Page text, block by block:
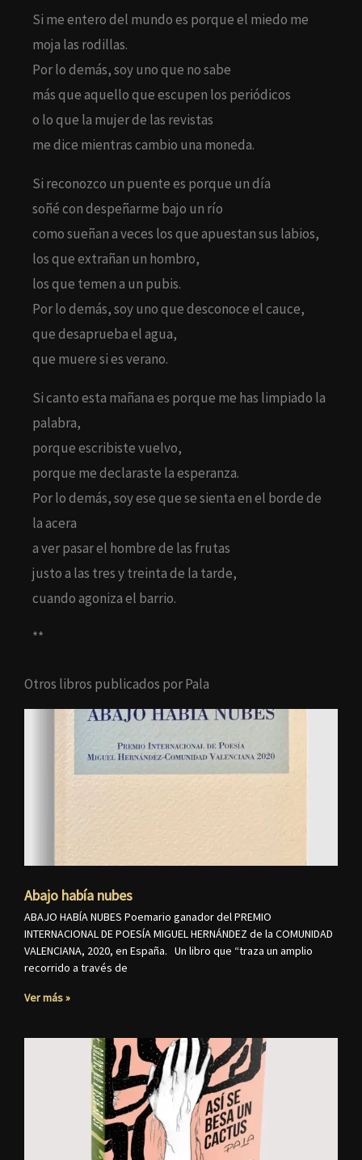
Si me entero del mundo es porque el miedo me
moja las rodillas.
Por lo demás, soy uno que no sabe
más que aquello que escupen los periódicos
o lo que la mujer de las revistas
me dice mientras cambio una moneda.
Si reconozco un puente es porque un día
soñé con despeñarme bajo un río
como sueñan a veces los que apuestan sus labios,
los que extrañan un hombro,
los que temen a un pubis.
Por lo demás, soy uno que desconoce el cauce,
que desaprueba el agua,
que muere si es verano.
Si canto esta mañana es porque me has limpiado la
palabra,
porque escribiste vuelvo,
porque me declaraste la esperanza.
Por lo demás, soy ese que se sienta en el borde de
la acera
a ver pasar el hombre de las frutas
justo a las tres y treinta de la tarde,
cuando agoniza el barrio.
**
Otros libros publicados por Pala
Abajo había nubes
ABAJO HABÍA NUBES Poemario ganador del PREMIO
INTERNACIONAL DE POESÍA MIGUEL HERNÁNDEZ de la COMUNIDAD
VALENCIANA, 2020, en España. Un libro que “traza un amplio
recorrido a través de
Ver más »